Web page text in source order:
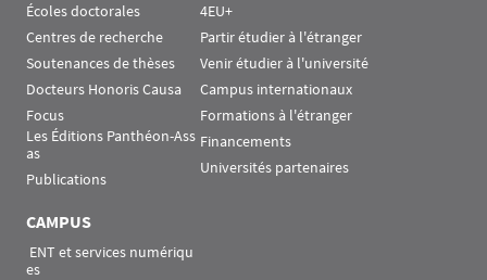
Écoles doctorales
Centres de recherche
Soutenances de thèses
Docteurs Honoris Causa
Focus
Les Éditions Panthéon-Ass
as
Publications
4EU+
Partir étudier à l'étranger
Venir étudier à l'université
Campus internationaux
Formations à l'étranger
Financements
Universités partenaires
CAMPUS
es